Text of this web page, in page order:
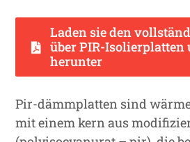
Laden sie den
über PIR-Isolierplatten
herunter
Pir-dämmplatten sind
mit einem kern aus